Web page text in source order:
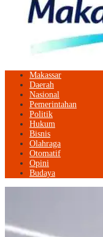
Makassar
Daerah
Nasional
Pemerintahan
Politik
Hukum
Bisnis
Olahraga
Otomatif
Opini
Budaya